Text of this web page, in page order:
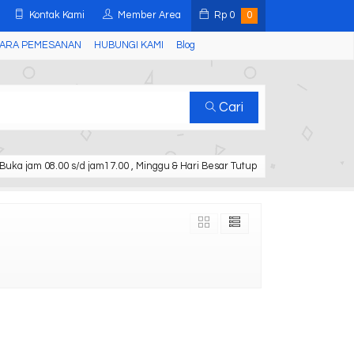
Kontak Kami Member Area Rp 0 0
PEMESANAN HUBUNGI KAMI Blog
Cari
Buka jam 08.00 s/d jam17.00 , Minggu & Hari Besar Tutup